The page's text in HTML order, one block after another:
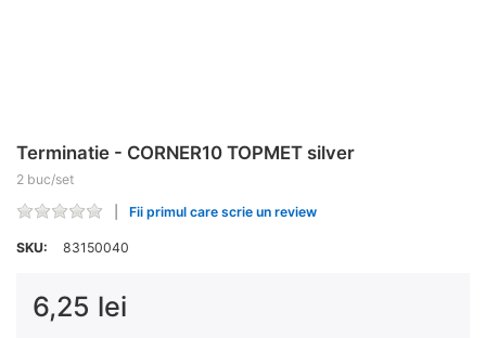
Terminatie - CORNER10 TOPMET silver
2 buc/set
Fii primul care scrie un review
SKU: 83150040
6,25 lei